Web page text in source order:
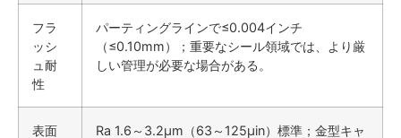
フラ
ッシ
ュ耐
性
パーティングラインで≤0.004インチ
（≤0.10mm）；重要なシール領域では、より厳
しい管理が必要な場合がある。
表面
Ra 1.6～3.2μm（63～125μin）標準；金型キャ